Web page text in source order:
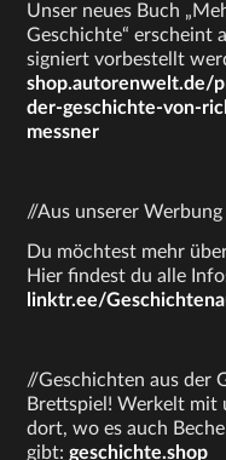
Unser neues Buch
Geschichte“ erscheint
signiert vorbestellt
shop.autorenwelt.de/
der-geschichte-von-
messner
//Aus unserer Werbung
Du möchtest mehr
Hier findest du alle
linktr.ee/
//Geschichten aus der
Brettspiel! Werkelt mit
dort, wo es auch
gibt:geschichte.shop